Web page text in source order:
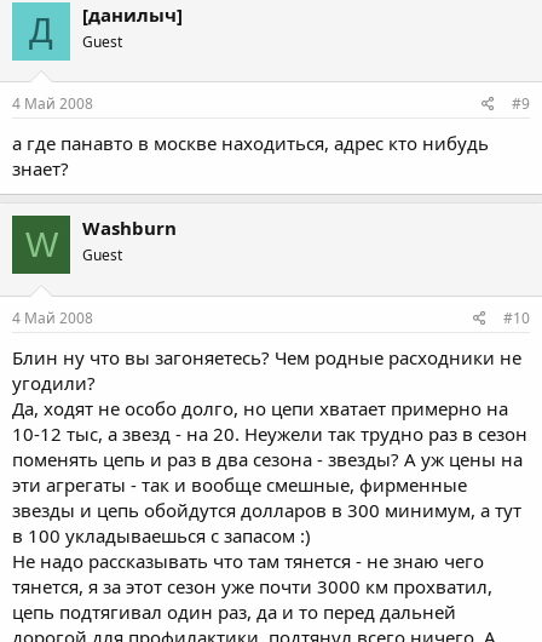
Д [данилыч]
Guest
4 Май 2008 #9
а где панавто в москве находиться, адрес кто нибудь
знает?
W Washburn
Guest
4 Май 2008 #10
Блин ну что вы загоняетесь? Чем родные расходники не
угодили?
Да, ходят не особо долго, но цепи хватает примерно на
10-12 тыс, а звезд - на 20. Неужели так трудно раз в сезон
поменять цепь и раз в два сезона - звезды? А уж цены на
эти агрегаты - так и вообще смешные, фирменные
звезды и цепь обойдутся долларов в 300 минимум, а тут
в 100 укладываешься с запасом :)
Не надо рассказывать что там тянется - не знаю чего
тянется, я за этот сезон уже почти 3000 км прохватил,
цепь подтягивал один раз, да и то перед дальней
дорогой для профилактики, подтянул всего ничего. А